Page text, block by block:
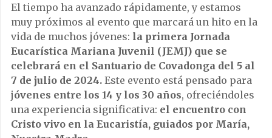
El tiempo ha avanzado rápidamente, y estamos
muy próximos al evento que marcará un hito en la
vida de muchos jóvenes: la primera Jornada
Eucarística Mariana Juvenil (JEMJ) que se
celebrará en el Santuario de Covadonga del 5 al
7 de julio de 2024. Este evento está pensado para
jóvenes entre los 14 y los 30 años, ofreciéndoles
una experiencia significativa: el encuentro con
Cristo vivo en la Eucaristía, guiados por María,